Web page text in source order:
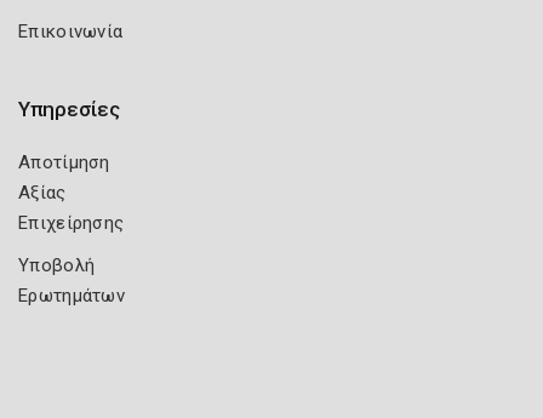
Επικοινωνία
Υπηρεσίες
Αποτίμηση
Αξίας
Επιχείρησης
Υποβολή
Ερωτημάτων